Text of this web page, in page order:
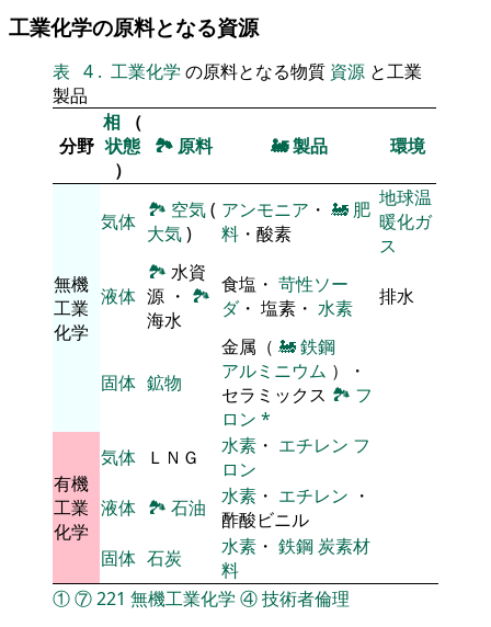
工業化学の原料となる資源
表 4 . 工業化学 の原料となる物質 資源 と工業
製品
分野
相
（
状態
）
🏞 原料 🚂製品 環境
無機
工業
化学
気体 🏞 空気(
大気)
アンモニア ・ 🚂 肥
料 ・酸素
地球温
暖化ガ
ス
液体
🏞 水資
源 ・ 🏞
海水
食塩・ 苛性ソー
ダ・ 塩素・ 水素 排水
固体 鉱物
金属（ 🚂鉄鋼
アルミニウム ）・
セラミックス 🏞 フ
ロン *
有機
工業
化学
気体 ＬＮＧ 水素 ・ エチレン フ
ロン
液体 🏞 石油 水素 ・ エチレン ・
酢酸ビニル
固体 石炭 水素 ・ 鉄鋼炭素材
料
①⑦221 無機工業化学 ④技術者倫理